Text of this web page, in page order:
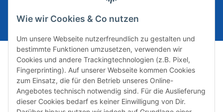
Wie wir Cookies & Co nutzen
Um unsere Webseite nutzerfreundlich zu gestalten und
bestimmte Funktionen umzusetzen, verwenden wir
Cookies und andere Trackingtechnologien (z.B. Pixel,
Fingerprinting). Auf unserer Webseite kommen Cookies
zum Einsatz, die für den Betrieb unseres Online-
Angebotes technisch notwendig sind. Für die Auslieferung
dieser Cookies bedarf es keiner Einwilligung von Dir.